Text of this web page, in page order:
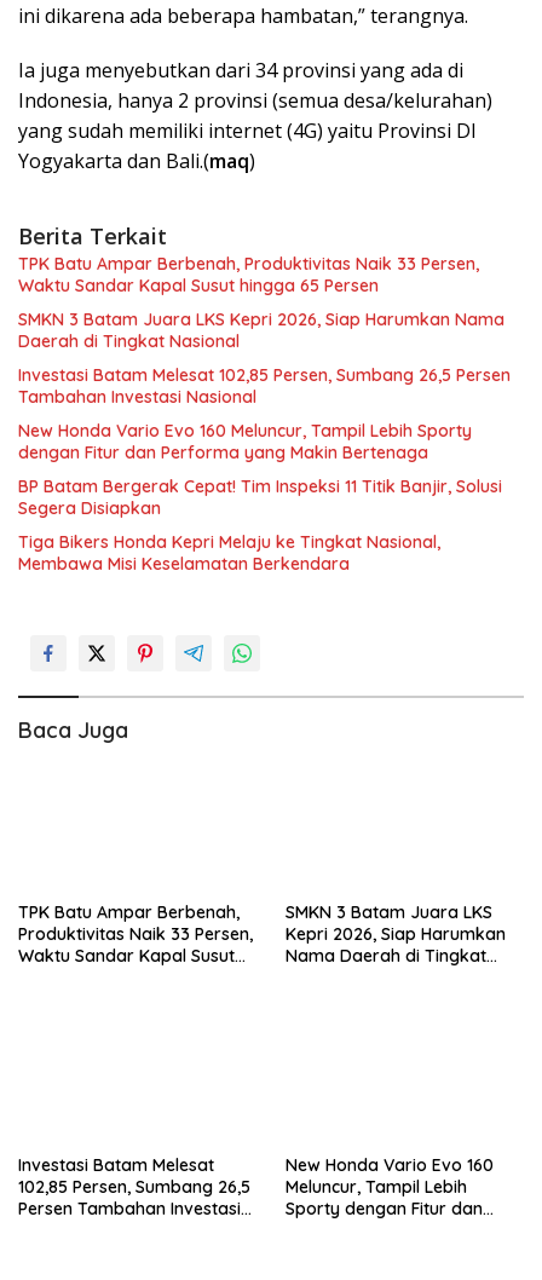
ini dikarena ada beberapa hambatan,” terangnya.
Ia juga menyebutkan dari 34 provinsi yang ada di
Indonesia, hanya 2 provinsi (semua desa/kelurahan)
yang sudah memiliki internet (4G) yaitu Provinsi DI
Yogyakarta dan Bali.(maq)
Berita Terkait
TPK Batu Ampar Berbenah, Produktivitas Naik 33 Persen,
Waktu Sandar Kapal Susut hingga 65 Persen
SMKN 3 Batam Juara LKS Kepri 2026, Siap Harumkan Nama
Daerah di Tingkat Nasional
Investasi Batam Melesat 102,85 Persen, Sumbang 26,5 Persen
Tambahan Investasi Nasional
New Honda Vario Evo 160 Meluncur, Tampil Lebih Sporty
dengan Fitur dan Performa yang Makin Bertenaga
BP Batam Bergerak Cepat! Tim Inspeksi 11 Titik Banjir, Solusi
Segera Disiapkan
Tiga Bikers Honda Kepri Melaju ke Tingkat Nasional,
Membawa Misi Keselamatan Berkendara
Baca Juga
TPK Batu Ampar Berbenah,
Produktivitas Naik 33 Persen,
Waktu Sandar Kapal Susut
SMKN 3 Batam Juara LKS
Kepri 2026, Siap Harumkan
Nama Daerah di Tingkat
Investasi Batam Melesat
102,85 Persen, Sumbang 26,5
Persen Tambahan Investasi
New Honda Vario Evo 160
Meluncur, Tampil Lebih
Sporty dengan Fitur dan